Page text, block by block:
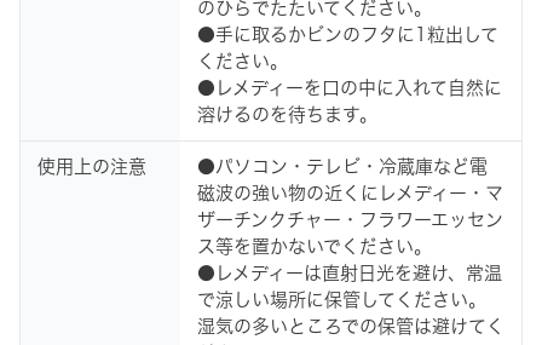
のひらでたたいてください。
●手に取るかビンのフタに1粒出して
ください。
●レメディーを口の中に入れて自然に
溶けるのを待ちます。
使用上の注意
●パソコン・テレビ・冷蔵庫など電
磁波の強い物の近くにレメディー・マ
ザーチンクチャー・フラワーエッセン
ス等を置かないでください。
●レメディーは直射日光を避け、常温
で涼しい場所に保管してください。
湿気の多いところでの保管は避けてく